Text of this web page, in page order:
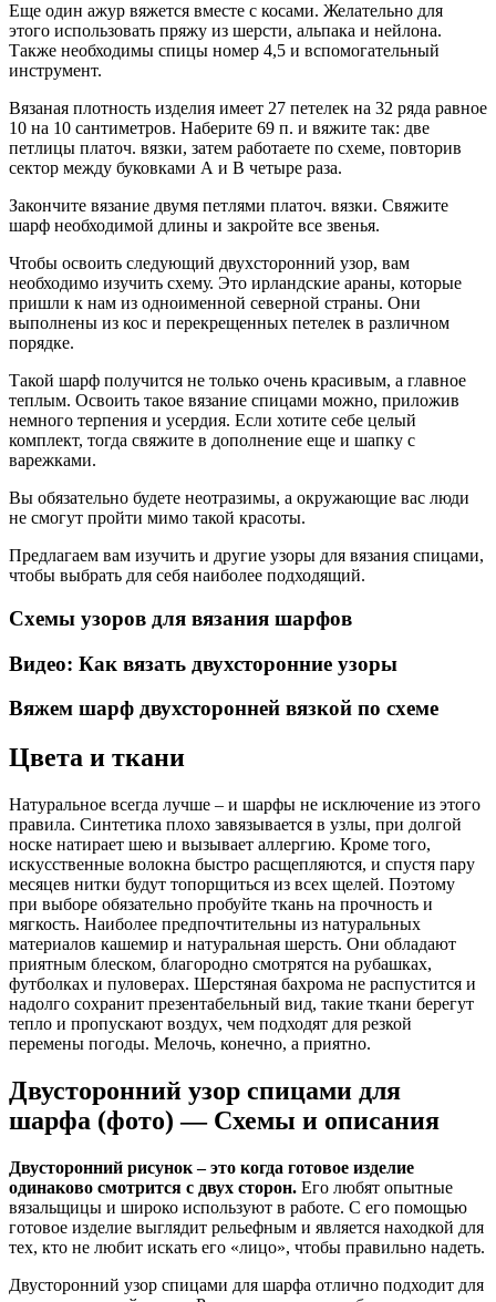
Еще один ажур вяжется вместе с косами. Желательно для
этого использовать пряжу из шерсти, альпака и нейлона.
Также необходимы спицы номер 4,5 и вспомогательный
инструмент.
Вязаная плотность изделия имеет 27 петелек на 32 ряда равное
10 на 10 сантиметров. Наберите 69 п. и вяжите так: две
петлицы платоч. вязки, затем работаете по схеме, повторив
сектор между буковками А и В четыре раза.
Закончите вязание двумя петлями платоч. вязки. Свяжите
шарф необходимой длины и закройте все звенья.
Чтобы освоить следующий двухсторонний узор, вам
необходимо изучить схему. Это ирландские араны, которые
пришли к нам из одноименной северной страны. Они
выполнены из кос и перекрещенных петелек в различном
порядке.
Такой шарф получится не только очень красивым, а главное
теплым. Освоить такое вязание спицами можно, приложив
немного терпения и усердия. Если хотите себе целый
комплект, тогда свяжите в дополнение еще и шапку с
варежками.
Вы обязательно будете неотразимы, а окружающие вас люди
не смогут пройти мимо такой красоты.
Предлагаем вам изучить и другие узоры для вязания спицами,
чтобы выбрать для себя наиболее подходящий.
Схемы узоров для вязания шарфов
Видео: Как вязать двухсторонние узоры
Вяжем шарф двухсторонней вязкой по схеме
Цвета и ткани
Натуральное всегда лучше – и шарфы не исключение из этого
правила. Синтетика плохо завязывается в узлы, при долгой
носке натирает шею и вызывает аллергию. Кроме того,
искусственные волокна быстро расщепляются, и спустя пару
месяцев нитки будут топорщиться из всех щелей. Поэтому
при выборе обязательно пробуйте ткань на прочность и
мягкость. Наиболее предпочтительны из натуральных
материалов кашемир и натуральная шерсть. Они обладают
приятным блеском, благородно смотрятся на рубашках,
футболках и пуловерах. Шерстяная бахрома не распустится и
надолго сохранит презентабельный вид, такие ткани берегут
тепло и пропускают воздух, чем подходят для резкой
перемены погоды. Мелочь, конечно, а приятно.
Двусторонний узор спицами для
шарфа (фото) — Схемы и описания
Двусторонний рисунок – это когда готовое изделие
одинаково смотрится с двух сторон. Его любят опытные
вязальщицы и широко используют в работе. С его помощью
готовое изделие выглядит рельефным и является находкой для
тех, кто не любит искать его «лицо», чтобы правильно надеть.
Двусторонний узор спицами для шарфа отлично подходит для